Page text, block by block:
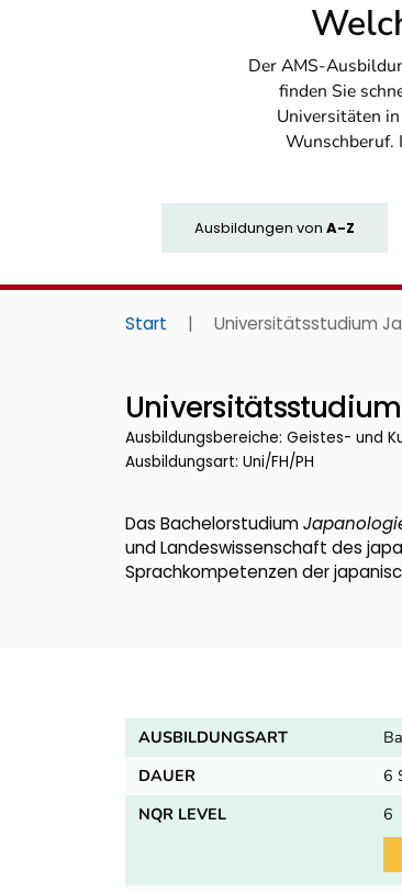
Der AMS-
finden Sie
Universitäten
Wunschberuf.
Ausbildungen von A-Z
Start | Universitätsstudium
Ausbildungsbereiche: Geistes- und
Ausbildungsart: Uni/FH/PH
Das Bachelorstudium
und Landeswissenschaft des
Sprachkompetenzen der
AUSBILDUNGSART
DAUER
6
NQR LEVEL
6